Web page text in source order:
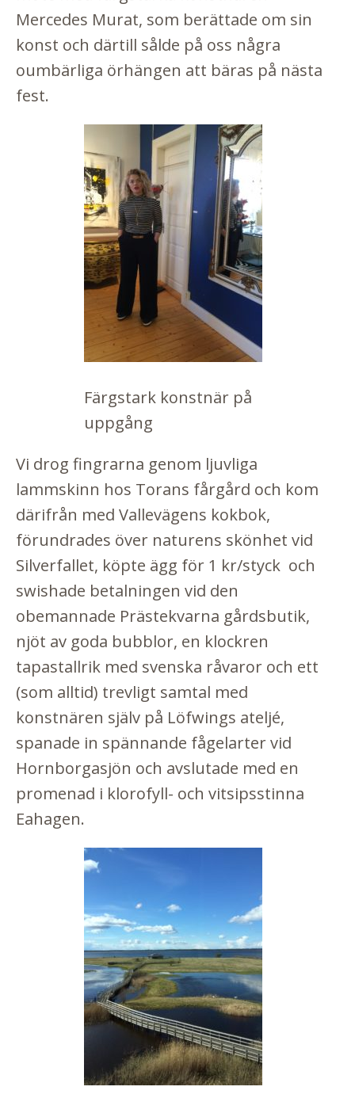
Mercedes Murat, som berättade om sin
konst och därtill sålde på oss några
oumbärliga örhängen att bäras på nästa
fest.
Färgstark konstnär på
uppgång
Vi drog fingrarna genom ljuvliga
lammskinn hos Torans fårgård och kom
därifrån med Vallevägens kokbok,
förundrades över naturens skönhet vid
Silverfallet, köpte ägg för 1 kr/styck och
swishade betalningen vid den
obemannade Prästekvarna gårdsbutik,
njöt av goda bubblor, en klockren
tapastallrik med svenska råvaror och ett
(som alltid) trevligt samtal med
konstnären själv på Löfwings ateljé,
spanade in spännande fågelarter vid
Hornborgasjön och avslutade med en
promenad i klorofyll- och vitsipsstinna
Eahagen.